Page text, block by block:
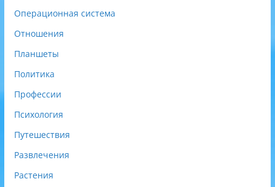
Операционная система
Отношения
Планшеты
Политика
Профессии
Психология
Путешествия
Развлечения
Растения